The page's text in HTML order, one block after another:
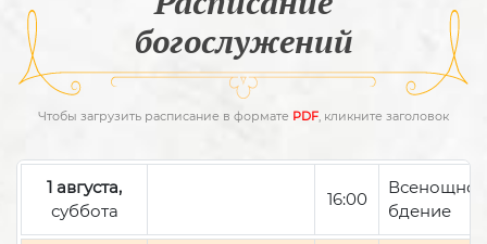
богослужений
Чтобы загрузить расписание в формате PDF, кликните заголовок
1 августа,
суббота
16:00
Всенощное
бдение